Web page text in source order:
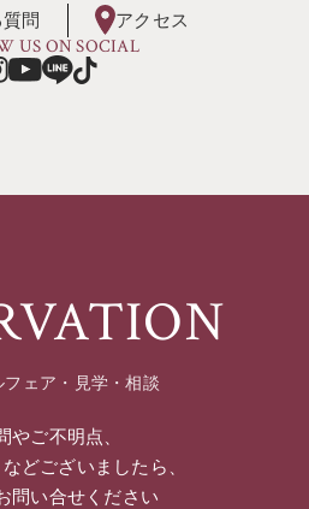
問 アクセス
US ON SOCIAL
フェア・見学・相談
やご不明点、
どございましたら、
問い合せください